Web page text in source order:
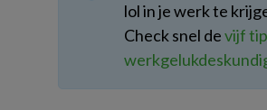
lol in je werk te
Check snel devijf